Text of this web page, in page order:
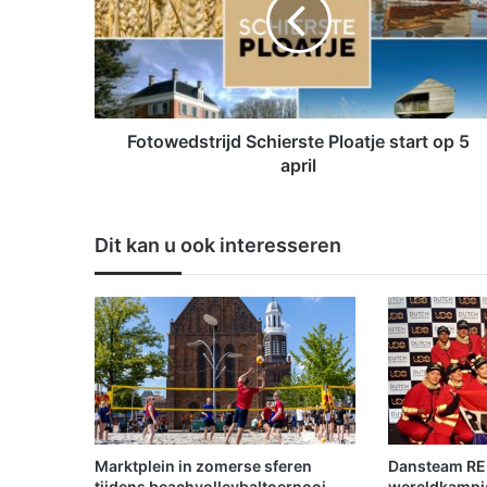
w
e
d
s
t
c
h
i
e
r
s
t
e
P
l
o
Fotowedstrijd Schierste Ploatje start op 5
april
Dit kan u ook interesseren
Marktplein in zomerse sferen
Dansteam